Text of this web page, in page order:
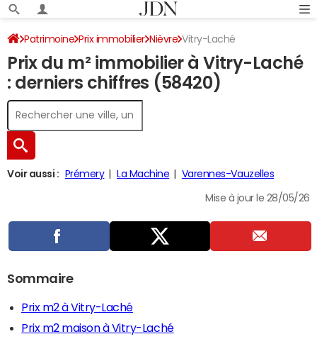
Patrimoine Prix immobilier Nièvre Vitry-Laché
Prix du m² immobilier à Vitry-Laché
: derniers chiffres (58420)
Voir aussi : Prémery La Machine Varennes-Vauzelles
Mise à jour le 28/05/26
Sommaire
Prix m2 à Vitry-Laché
Prix m2 maison à Vitry-Laché